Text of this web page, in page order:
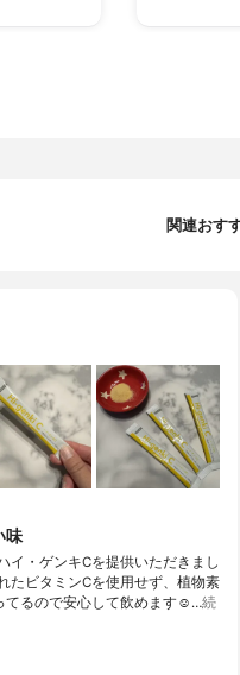
関連おす
味
イ・ゲンキCを提供いただきまし
たビタミンCを使用せず、植物素
てるので安心して飲めます☺︎…続